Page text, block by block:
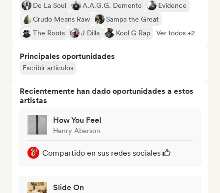
De La Soul A.A.G.G. Demente
Evidence
Crudo Means Raw
Sampa the Great
The Roots
J Dilla Kool G Rap Ver todos +2
Principales oportunidades
Escribir artículos
Recientemente han dado oportunidades a estos
artistas
How You Feel
Henry Aberson
Compartido en sus redes sociales
Slide On